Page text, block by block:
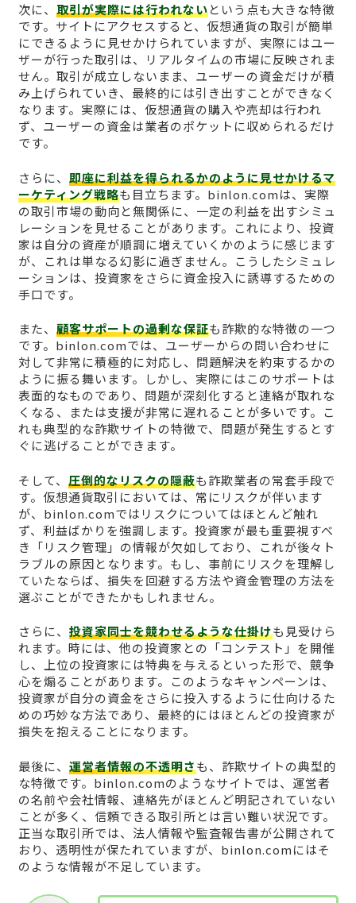
次に、 取引が実際には行われないという点も大きな特徴
です。サイトにアクセスすると、仮想通貨の取引が簡単
にできるように見せかけられていますが、実際にはユー
ザーが行った取引は、リアルタイムの市場に反映されま
せん。取引が成立しないまま、ユーザーの資金だけが積
み上げられていき、最終的には引き出すことができなく
なります。実際には、仮想通貨の購入や売却は行われ
ず、ユーザーの資金は業者のポケットに収められるだけ
です。
さらに、 即座に利益を得られるかのように見せかけるマ
ーケティング戦略も目立ちます。binlon.comは、実際
の取引市場の動向と無関係に、一定の利益を出すシミュ
レーションを見せることがあります。これにより、投資
家は自分の資産が順調に増えていくかのように感じます
が、これは単なる幻影に過ぎません。こうしたシミュレ
ーションは、投資家をさらに資金投入に誘導するための
手口です。
また、 顧客サポートの過剰な保証も詐欺的な特徴の一つ
です。binlon.comでは、ユーザーからの問い合わせに
対して非常に積極的に対応し、問題解決を約束するかの
ように振る舞います。しかし、実際にはこのサポートは
表面的なものであり、問題が深刻化すると連絡が取れな
くなる、または支援が非常に遅れることが多いです。こ
れも典型的な詐欺サイトの特徴で、問題が発生するとす
ぐに逃げることができます。
そして、 圧倒的なリスクの隠蔽も詐欺業者の常套手段で
す。仮想通貨取引においては、常にリスクが伴います
が、binlon.comではリスクについてはほとんど触れ
ず、利益ばかりを強調します。投資家が最も重要視すべ
き「リスク管理」の情報が欠如しており、これが後々ト
ラブルの原因となります。もし、事前にリスクを理解し
ていたならば、損失を回避する方法や資金管理の方法を
選ぶことができたかもしれません。
さらに、 投資家同士を競わせるような仕掛けも見受けら
れます。時には、他の投資家との「コンテスト」を開催
し、上位の投資家には特典を与えるといった形で、競争
心を煽ることがあります。このようなキャンペーンは、
投資家が自分の資金をさらに投入するように仕向けるた
めの巧妙な方法であり、最終的にはほとんどの投資家が
損失を抱えることになります。
最後に、 運営者情報の不透明さも、詐欺サイトの典型的
な特徴です。binlon.comのようなサイトでは、運営者
の名前や会社情報、連絡先がほとんど明記されていない
ことが多く、信頼できる取引所とは言い難い状況です。
正当な取引所では、法人情報や監査報告書が公開されて
おり、透明性が保たれていますが、binlon.comにはそ
のような情報が不足しています。